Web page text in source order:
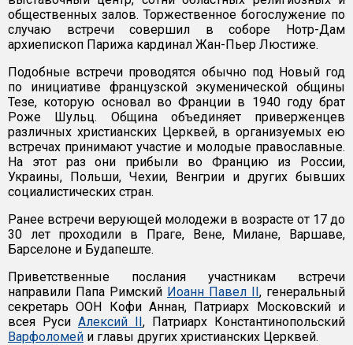
общественных залов. Торжественное богослужение по
случаю встречи совершил в соборе Нотр-Дам
архиепископ Парижа кардинал Жан-Пьер Люстиже.
Подобные встречи проводятся обычно под Новый год
по инициативе французской экуменической общины
Тезе, которую основал во Франции в 1940 году брат
Роже Шульц. Община объединяет приверженцев
различных христианских Церквей, в организуемых ею
встречах принимают участие и молодые православные.
На этот раз они прибыли во Францию из России,
Украины, Польши, Чехии, Венгрии и других бывших
социалистических стран.
Ранее встречи верующей молодежи в возрасте от 17 до
30 лет проходили в Праге, Вене, Милане, Варшаве,
Барселоне и Будапеште.
Приветственные послания участникам встречи
направили Папа Римский Иоанн Павел II, генеральный
секретарь ООН Кофи Аннан, Патриарх Московский и
всея Руси Алексий II, Патриарх Константинопольский
Варфоломей и главы других христианских Церквей.